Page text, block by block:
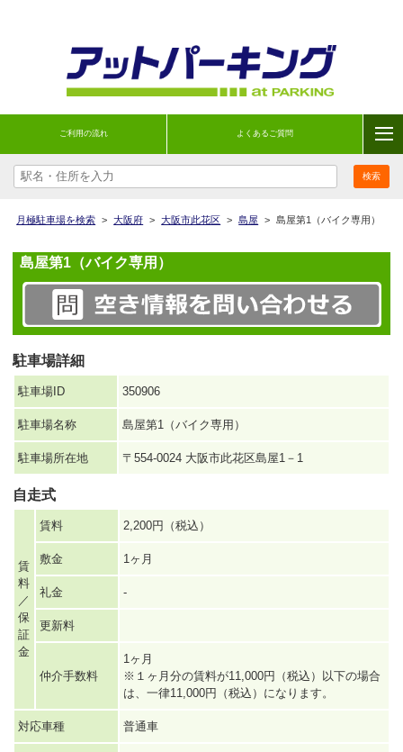
ご利用の流れ よくあるご質問
月極駐車場を検索 > 大阪府 > 大阪市此花区 > 島屋 > 島屋第1（バイク専用）
島屋第1（バイク専用）
駐車場詳細
駐車場ID 350906
駐車場名称 島屋第1（バイク専用）
駐車場所在地 〒554-0024 大阪市此花区島屋1－1
自走式
賃
料
／
保
証
金
賃料 2,200円（税込）
敷金 1ヶ月
礼金 -
更新料
仲介手数料
1ヶ月
※１ヶ月分の賃料が11,000円（税込）以下の場合
は、一律11,000円（税込）になります。
対応車種 普通車